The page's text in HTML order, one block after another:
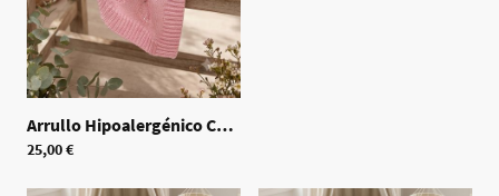
Arrullo Hipoalergénico Calado
25,00 €